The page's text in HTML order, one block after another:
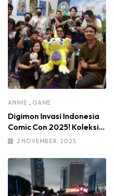
ANIME , GAME
Digimon Invasi Indonesia
Comic Con 2025! Koleksi
Mainan Komunitas DIGI-IN
2 NOVEMBER, 2025